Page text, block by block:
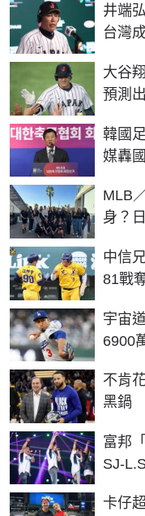
井端
台灣
大谷
預測
韓國
媒轟
MLB
身？
中信
81戰
宇宙
6900
不肯
黑鍋
富邦
SJ-
卡仔